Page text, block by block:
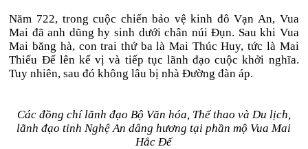
Năm 722, trong cuộc chiến bảo vệ kinh đô Vạn An, Vua
Mai đã anh dũng hy sinh dưới chân núi Đụn. Sau khi Vua
Mai băng hà, con trai thứ ba là Mai Thúc Huy, tức là Mai
Thiếu Đế lên kế vị và tiếp tục lãnh đạo cuộc khởi nghĩa.
Tuy nhiên, sau đó không lâu bị nhà Đường đàn áp.
Các đồng chí lãnh đạo Bộ Văn hóa, Thể thao và Du lịch,
lãnh đạo tỉnh Nghệ An dâng hương tại phần mộ Vua Mai
Hắc Đế